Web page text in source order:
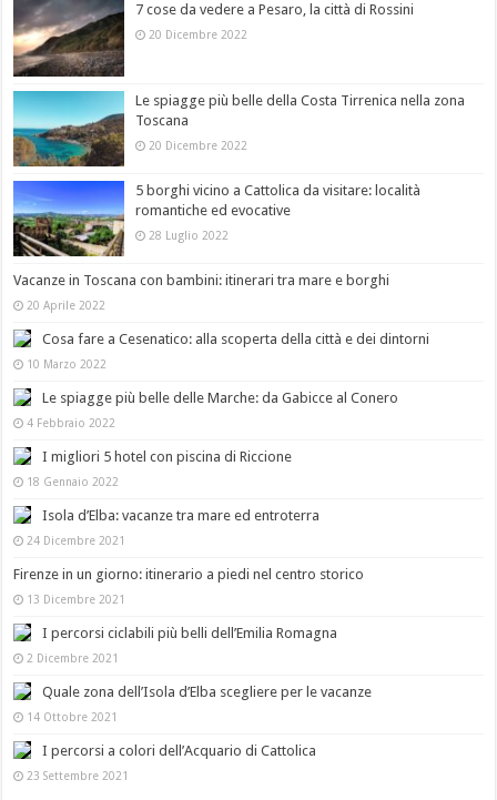
7 cose da vedere a Pesaro, la città di Rossini
20 Dicembre 2022
Le spiagge più belle della Costa Tirrenica nella zona
Toscana
20 Dicembre 2022
5 borghi vicino a Cattolica da visitare: località
romantiche ed evocative
28 Luglio 2022
Vacanze in Toscana con bambini: itinerari tra mare e borghi
20 Aprile 2022
Cosa fare a Cesenatico: alla scoperta della città e dei dintorni
10 Marzo 2022
Le spiagge più belle delle Marche: da Gabicce al Conero
4 Febbraio 2022
I migliori 5 hotel con piscina di Riccione
18 Gennaio 2022
Isola d’Elba: vacanze tra mare ed entroterra
24 Dicembre 2021
Firenze in un giorno: itinerario a piedi nel centro storico
13 Dicembre 2021
I percorsi ciclabili più belli dell’Emilia Romagna
2 Dicembre 2021
Quale zona dell’Isola d’Elba scegliere per le vacanze
14 Ottobre 2021
I percorsi a colori dell’Acquario di Cattolica
23 Settembre 2021